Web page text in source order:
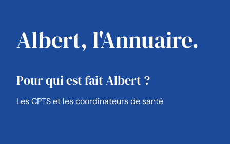
Albert, l'Annuaire.
Pour qui est fait Albert ?
Les CPTS et les coordinateurs de santé